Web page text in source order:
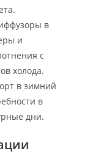
в
и
с
холода.
в зимний
в
дни.